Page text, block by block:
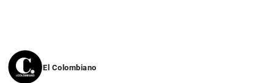
El Colombiano